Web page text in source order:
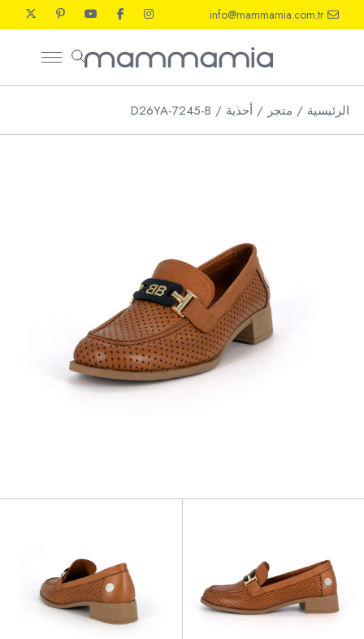
the
info@mammamia.com.tr
الرئيسية متجر أحذية D26YA-7245-B